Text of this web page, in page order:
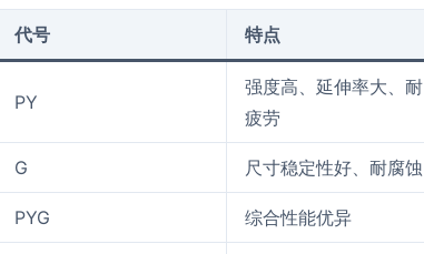
代号 特点
PY
强度高、延伸率大、耐
疲劳
G 尺寸稳定性好、耐腐蚀
PYG 综合性能优异